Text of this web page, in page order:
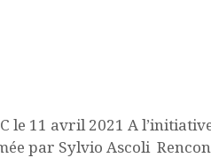
le 11 avril 2021 A
par Sylvio Ascoli